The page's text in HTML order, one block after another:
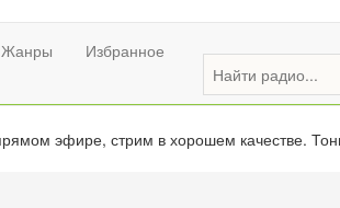
Жанры Избранное
эфире, стрим в хорошем качестве.